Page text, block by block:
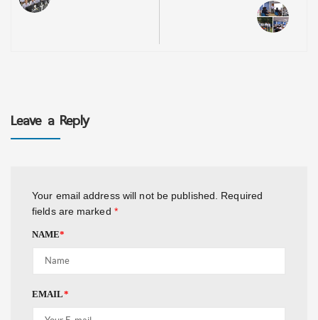
Leave a Reply
Your email address will not be published.
Required
fields are marked *
NAME*
EMAIL*